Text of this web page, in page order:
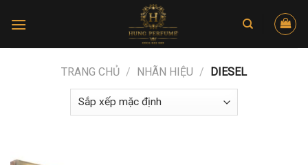
TRANG CHỦ / NHÃN HIỆU / DIESEL